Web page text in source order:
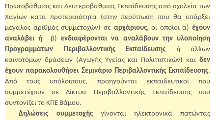
Πρωτοβάθμιας και Δευτεροβάθμιας Εκπαίδευσης από σχολεία των
Χανίων κατά προτεραιότητα (στην περίπτωση που θα υπάρξει
μεγάλος αριθμός συμμετοχών) σε αρχάριους, οι οποίοι α) έχουν
αναλάβει ή
β) ενδιαφέρονται να αναλάβουν την υλοποίηση
Προγραμμάτων Περιβαλλοντικής Εκπαίδευσης ή άλλων
καινοτόμων δράσεων (Αγωγής Υγείας και Πολιτιστικών) και δεν
έχουν παρακολουθήσει Σεμινάριο Περιβαλλοντικής Εκπαίδευσης.
Από τους υπόλοιπους, προηγούνται εκπαιδευτικοί που
συμμετέχουν σε Δίκτυα Περιβαλλοντικής Εκπαίδευσης που
συντονίζει το ΚΠΕ Βάμου.
Δηλώσεις συμμετοχήςγίνονται ηλεκτρονικά πατώντας